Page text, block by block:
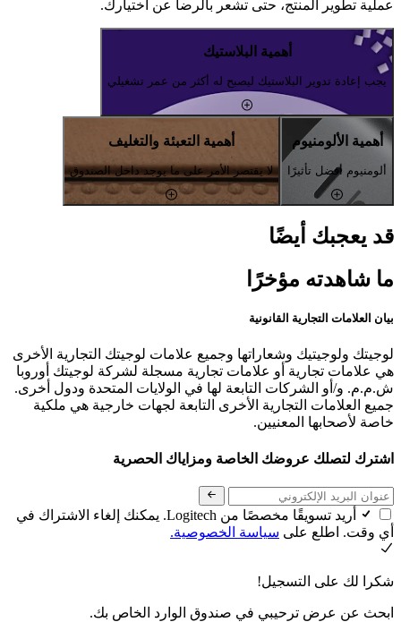
عملية تطوير المنتج، حتى تشعر بالرضا عن اختيارك.
أهمية البلاستيك
يجب إعادة تدوير البلاستيك ليصبح له أكثر من عمر تشغيلي
أهمية الألومنيوم
ألومنيوم أفضل تأثيرًا
أهمية التعبئة والتغليف
لا يقتصر الأمر على ما يوجد داخل الصندوق
قد يعجبك أيضًا
ما شاهدته مؤخرًا
بيان العلامات التجارية القانونية
لوجيتك ولوجيتيك وشعاراتها وجميع علامات لوجيتك التجارية الأخرى
هي علامات تجارية أو علامات تجارية مسجلة لشركة لوجيتك أوروبا
ش.م.م. و/أو الشركات التابعة لها في الولايات المتحدة ودول أخرى.
جميع العلامات التجارية الأخرى التابعة لجهات خارجية هي ملكية
خاصة لأصحابها المعنيين.
اشترك لتصلك عروضك الخاصة ومزاياك الحصرية
أريد تسويقًا مخصصًا من Logitech. يمكنك إلغاء الاشتراك في
أي وقت. اطلع على سياسة الخصوصية.
شكرا لك على التسجيل!
ابحث عن عرض ترحيبي في صندوق الوارد الخاص بك.